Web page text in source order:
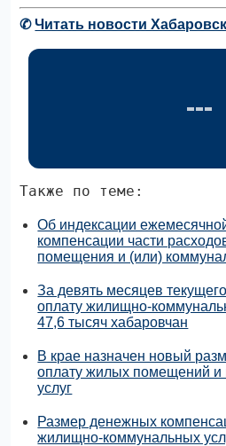
✆Читать новости
Также по теме:
Об индексации
компенсации части
помещения и (или)
За девять месяцев
оплату жилищно-
47,6 тысяч хабаровчан
В крае назначен новый
оплату жилых помещений и
услуг
Размер денежных
жилищно-коммунальных